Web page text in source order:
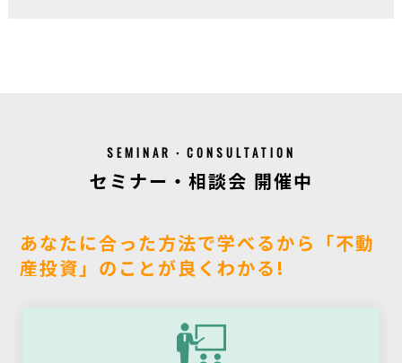
SEMINAR・CONSULTATION
セミナー・相談会 開催中
あなたに合った方法で学べるから「不動
産投資」のことが良くわかる!